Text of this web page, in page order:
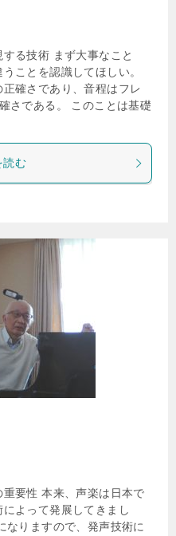
る技術 まず大事なこと
ことを認識してほしい。
確さであり、音程はフレ
さである。 このことは基礎
読む
要性 本来、声楽は日本で
よって発展してきまし
なりますので、発声技術に